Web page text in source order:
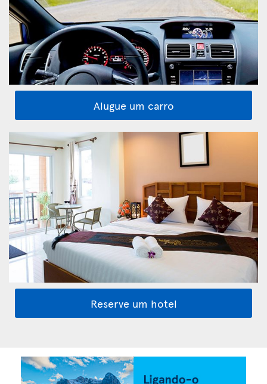
Alugue um carro
Reserve um hotel